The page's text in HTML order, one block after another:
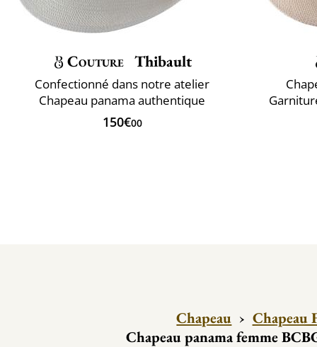
Couture Thibault
Confectionné dans notre atelier
Chapeau panama authentique
150€00
Chapeau › Chapeau
Chapeau panama femme